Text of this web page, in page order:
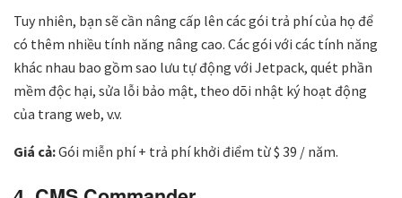
Tuy nhiên, bạn sẽ cần nâng cấp lên các gói trả phí của họ để
có thêm nhiều tính năng nâng cao. Các gói với các tính năng
khác nhau bao gồm sao lưu tự động với Jetpack, quét phần
mềm độc hại, sửa lỗi bảo mật, theo dõi nhật ký hoạt động
của trang web, v.v.
Giá cả:Gói miễn phí + trả phí khởi điểm từ $ 39 / năm.